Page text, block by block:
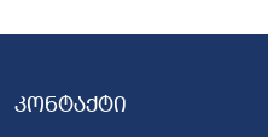
კონტაქტი